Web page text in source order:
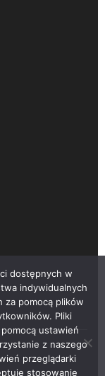
dostępnych w
indywidualnych
za pomocą plików
Pliki
ustawień
z naszego
przeglądarki
stosowanie